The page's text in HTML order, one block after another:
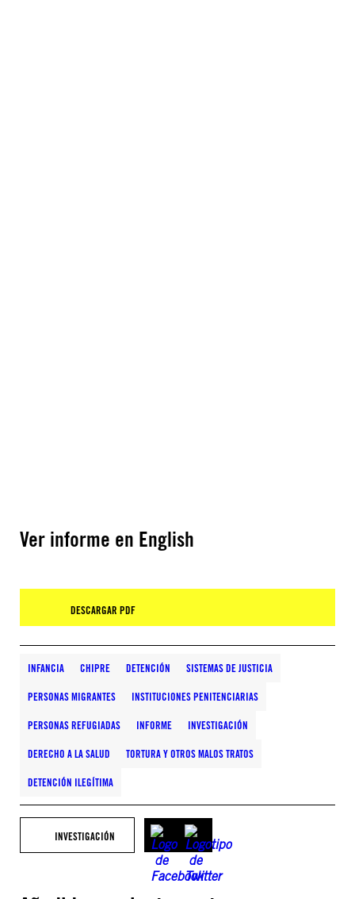
Ver informe en English
DESCARGAR PDF
INFANCIA CHIPRE DETENCIÓN SISTEMAS DE JUSTICIA
PERSONAS MIGRANTES INSTITUCIONES PENITENCIARIAS
PERSONAS REFUGIADAS INFORME INVESTIGACIÓN
DERECHO A LA SALUD TORTURA Y OTROS MALOS TRATOS
DETENCIÓN ILEGÍTIMA
INVESTIGACIÓN